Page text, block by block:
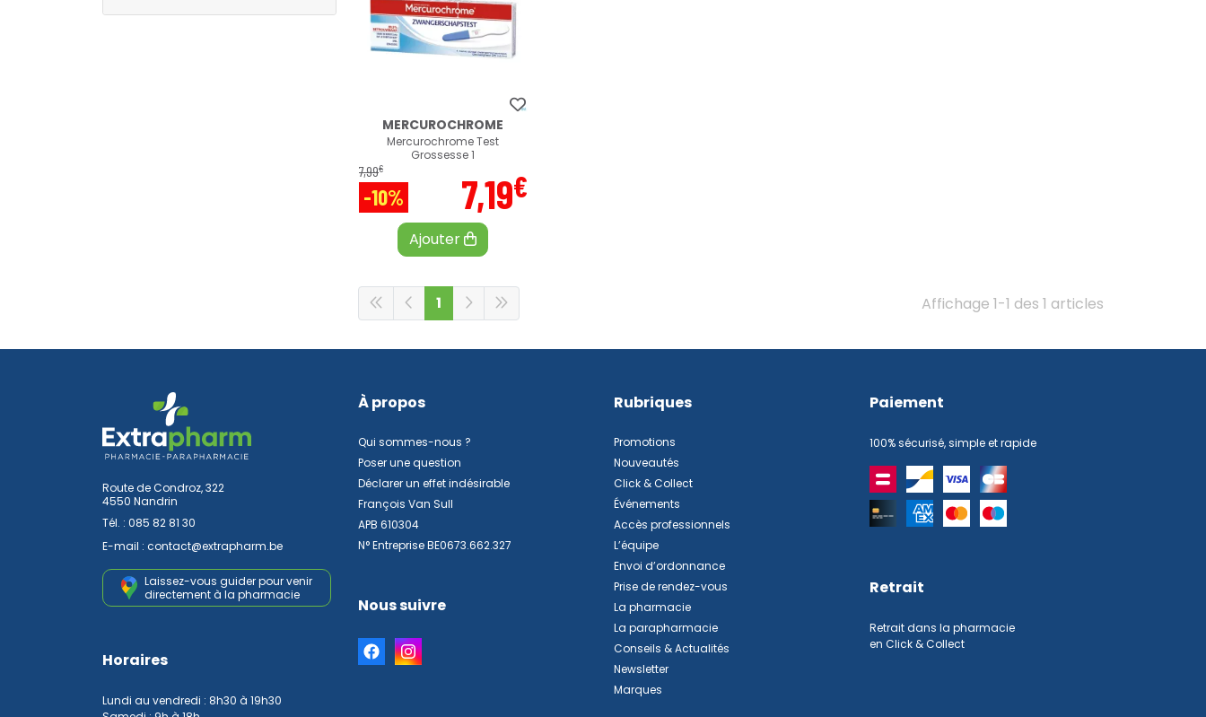
MERCUROCHROME
Mercurochrome Test
Grossesse 1
7,99€
-10% 7,19€
Ajouter
Affichage 1-1 des 1 articles
1
Route de Condroz, 322
4550 Nandrin
Tél. : 085 82 81 30
E-mail : contact@extrapharm.be
Laissez-vous guider pour venir
directement à la pharmacie
Horaires
Lundi au vendredi : 8h30 à 19h30
À propos
Qui sommes-nous ?
Poser une question
Déclarer un effet indésirable
François Van Sull
APB 610304
N° Entreprise BE0673.662.327
Nous suivre
Rubriques
Promotions
Nouveautés
Click & Collect
Événements
Accès professionnels
L’équipe
Envoi d’ordonnance
Prise de rendez-vous
La pharmacie
La parapharmacie
Conseils & Actualités
Newsletter
Marques
Paiement
100% sécurisé, simple et rapide
Retrait
Retrait dans la pharmacie
en Click & Collect